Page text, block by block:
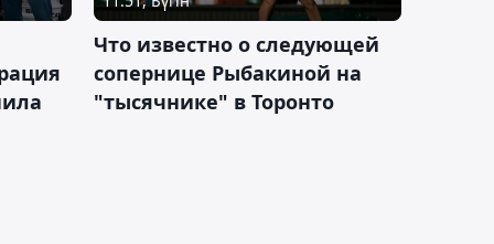
Что известно о следующей
сопернице Рыбакиной на
"тысячнике" в Торонто